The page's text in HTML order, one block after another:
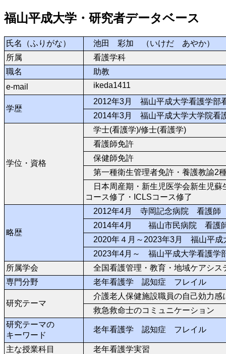
福山平成大学・研究者データベース
氏名（ふりがな）
池田 彩加 （いけだ あやか）
所属
看護学科
職名
助教
e-mail
ikeda1411
学歴
2012年3月 福山平成大学看護学部
2014年3月 福山平成大学大学院看
学位・資格
学士(看護学)/修士(看護学)
看護師免許
保健師免許
第一種衛生管理者免許・養護教諭2
日本周産期・新生児医学会新生児蘇
コース修了・ICLSコース修了
略歴
2012年4月 寺岡記念病院 看護師
2014年4月 福山市民病院 看護
2020年４月～2023年3月 福山平成
2023年4月～ 福山平成大学看護学
所属学会
全国看護管理・教育・地域ケアシス
専門分野
老年看護学 認知症 フレイル
研究テーマ
介護老人保健施設職員の自己効力感
救急救命士のコミュニケーション
研究テーマの
キーワード
老年看護学 認知症 フレイル
主な授業科目 老年看護学実習